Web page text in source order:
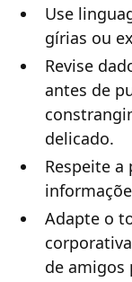
Use
gírias ou
Revise
antes de
delicado.
Respeite
Adapte o
de amigos